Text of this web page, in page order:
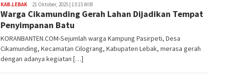
KAB.LEBAK Redaksi
21 Oktober, 2025 | 13:15 WIB
Warga Cikamunding Gerah Lahan Dijadikan Tempat
Penyimpanan Batu
KORANBANTEN.COM-Sejumlah warga Kampung Pasirpeti, Desa
Cikamunding, Kecamatan Cilograng, Kabupaten Lebak, merasa gerah
dengan adanya kegiatan […]